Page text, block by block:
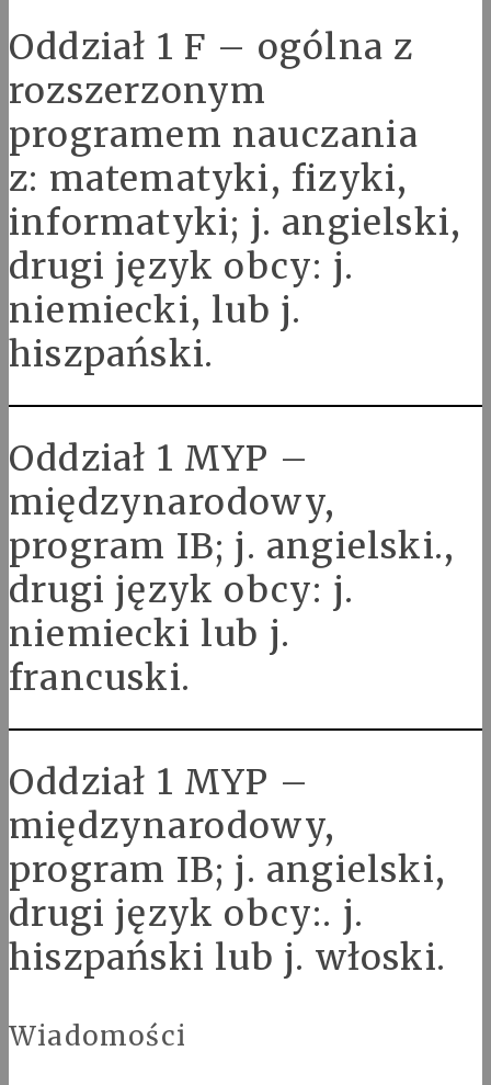
Oddział 1 F – ogólna z
rozszerzonym
programem nauczania
z: matematyki, fizyki,
informatyki; j. angielski,
drugi język obcy: j.
niemiecki, lub j.
hiszpański.
Oddział 1 MYP –
międzynarodowy,
program IB; j. angielski.,
drugi język obcy: j.
niemiecki lub j.
francuski.
Oddział 1 MYP –
międzynarodowy,
program IB; j. angielski,
drugi język obcy:. j.
hiszpański lub j. włoski.
Wiadomości